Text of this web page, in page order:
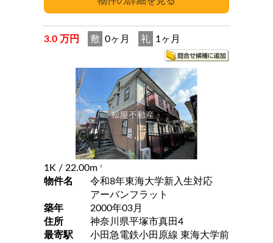
3.0 万円 敷 0ヶ月 礼 1ヶ月
1K / 22.00m 2
物件名
令和8年東海大学新入生対応
アーバンフラット
築年
2000年03月
住所
神奈川県平塚市真田4
最寄駅
小田急電鉄小田原線 東海大学前